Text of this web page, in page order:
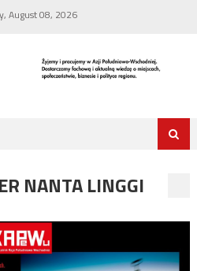
August 08, 2026
NANTA LINGGI